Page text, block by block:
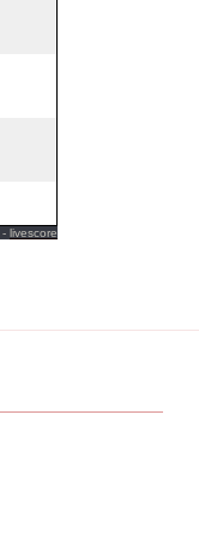
- livescore